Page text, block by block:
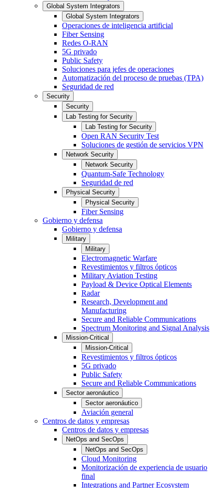
Global System Integrators
Global System Integrators
Operaciones de inteligencia artificial
Fiber Sensing
Redes O-RAN
5G privado
Public Safety
Soluciones para jefes de operaciones
Automatización del proceso de pruebas (TPA)
Seguridad de red
Security
Security
Lab Testing for Security
Lab Testing for Security
Open RAN Security Test
Soluciones de gestión de servicios VPN
Network Security
Network Security
Quantum-Safe Technology
Seguridad de red
Physical Security
Physical Security
Fiber Sensing
Gobierno y defensa
Gobierno y defensa
Military
Military
Electromagnetic Warfare
Revestimientos y filtros ópticos
Military Aviation Testing
Payload & Device Optical Elements
Radar
Research, Development and
Manufacturing
Secure and Reliable Communications
Spectrum Monitoring and Signal Analysis
Mission-Critical
Mission-Critical
Revestimientos y filtros ópticos
5G privado
Public Safety
Secure and Reliable Communications
Sector aeronáutico
Sector aeronáutico
Aviación general
Centros de datos y empresas
Centros de datos y empresas
NetOps and SecOps
NetOps and SecOps
Cloud Monitoring
Monitorización de experiencia de usuario
final
Integrations and Partner Ecosystem